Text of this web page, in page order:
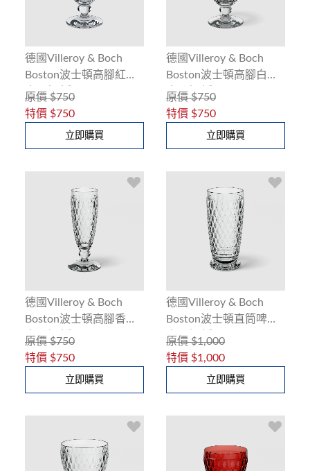
德國Villeroy & Boch
Boston波士頓高腳紅酒
水晶杯(透明)200ml
原價 $750
特價 $750
立即購買
德國Villeroy & Boch
Boston波士頓高腳白酒
水晶杯(透明)125ml
原價 $750
特價 $750
立即購買
德國Villeroy & Boch
Boston波士頓高腳香檳
水晶杯(透明)120ml
原價 $750
特價 $750
立即購買
德國Villeroy & Boch
Boston波士頓直筒啤酒
水晶杯(透明)300ml
原價 $1,000
特價 $1,000
立即購買